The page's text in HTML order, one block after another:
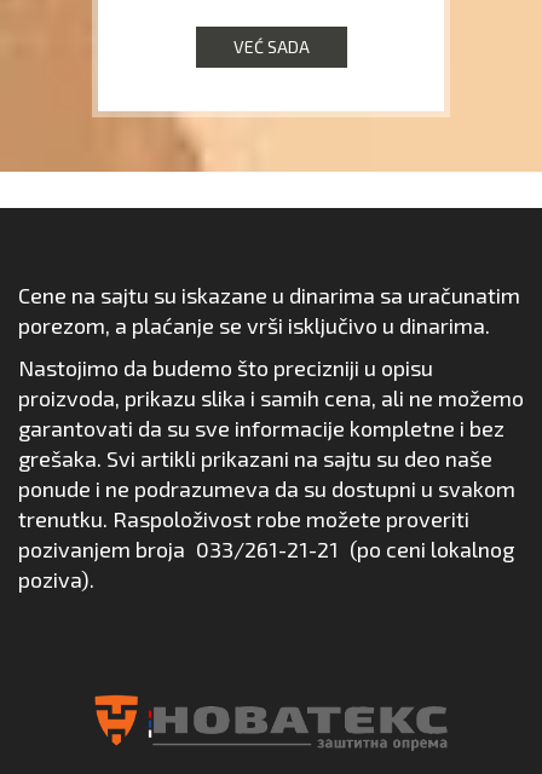
VEĆ SADA
Cene na sajtu su iskazane u dinarima sa uračunatim
porezom, a plaćanje se vrši isključivo u dinarima.
Nastojimo da budemo što precizniji u opisu
proizvoda, prikazu slika i samih cena, ali ne možemo
garantovati da su sve informacije kompletne i bez
grešaka. Svi artikli prikazani na sajtu su deo naše
ponude i ne podrazumeva da su dostupni u svakom
trenutku. Raspoloživost robe možete proveriti
pozivanjem broja 033/261-21-21 (po ceni lokalnog
poziva).